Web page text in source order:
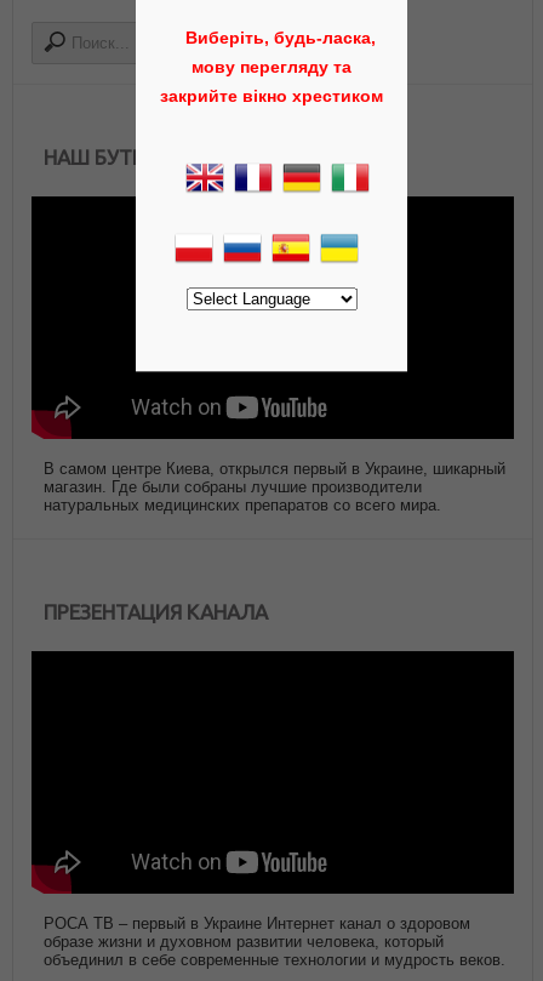
НАШ БУТИК АЮРВЕДЫ
В самом центре Киева, открылся первый в Украине, шикарный
магазин. Где были собраны лучшие производители
натуральных медицинских препаратов со всего мира.
ПРЕЗЕНТАЦИЯ КАНАЛА
РОСА ТВ – первый в Украине Интернет канал о здоровом
образе жизни и духовном развитии человека, который
объединил в себе современные технологии и мудрость веков.
Виберіть, будь-ласка,
мову перегляду та
закрийте вікно хрестиком